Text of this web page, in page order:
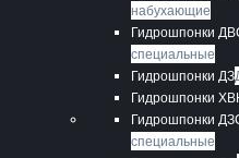
набухающие
Гидрошпонки
специальные
Гидрошпонки ДЗ
Гидрошпонки
Гидрошпонки
специальные